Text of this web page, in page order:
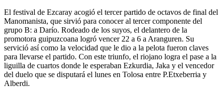
El festival de Ezcaray acogió el tercer partido de octavos de final del
Manomanista, que sirvió para conocer al tercer componente del
grupo B: a Darío. Rodeado de los suyos, el delantero de la
promotora guipuzcoana logró vencer 22 a 6 a Aranguren. Su
servició así como la velocidad que le dio a la pelota fueron claves
para llevarse el partido. Con este triunfo, el riojano logra el pase a la
liguilla de cuartos donde le esperaban Ezkurdia, Jaka y el vencedor
del duelo que se disputará el lunes en Tolosa entre P.Etxeberria y
Alberdi.